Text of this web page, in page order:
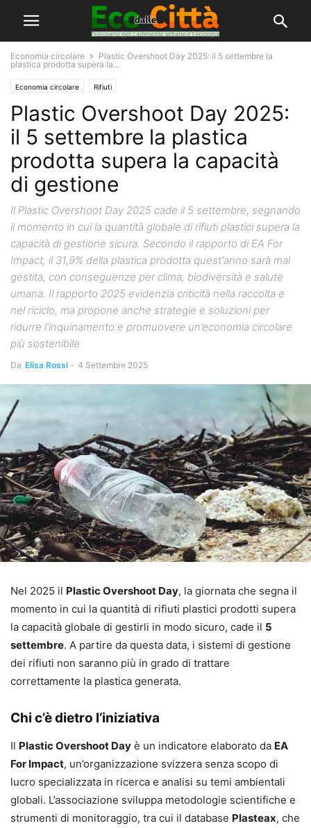
Economia circolare
Plastic Overshoot Day 2025: il 5 settembre la
plastica prodotta supera la...
Economia circolare Rifiuti
Plastic Overshoot Day 2025:
il 5 settembre la plastica
prodotta supera la capacità
di gestione
Il Plastic Overshoot Day 2025 cade il 5 settembre, segnando
il momento in cui la quantità globale di rifiuti plastici supera la
capacità di gestione sicura. Secondo il rapporto di EA For
Impact, il 31,9% della plastica prodotta quest'anno sarà mal
gestita, con conseguenze per clima, biodiversità e salute
umana. Il rapporto 2025 evidenzia criticità nella raccolta e
nel riciclo, ma propone anche strategie e soluzioni per
ridurre l’inquinamento e promuovere un’economia circolare
più sostenibile
Da Elisa Rossi - 4 Settembre 2025
Nel 2025 il Plastic Overshoot Day, la giornata che segna il
momento in cui la quantità di rifiuti plastici prodotti supera
la capacità globale di gestirli in modo sicuro, cade il 5
settembre. A partire da questa data, i sistemi di gestione
dei rifiuti non saranno più in grado di trattare
correttamente la plastica generata.
Chi c’è dietro l’iniziativa
Il Plastic Overshoot Day è un indicatore elaborato da EA
For Impact, un’organizzazione svizzera senza scopo di
lucro specializzata in ricerca e analisi su temi ambientali
globali. L’associazione sviluppa metodologie scientifiche e
strumenti di monitoraggio, tra cui il database Plasteax, che